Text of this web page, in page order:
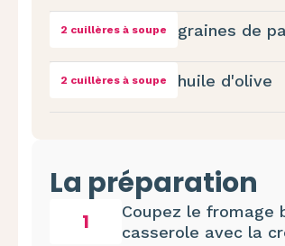
2 cuillères à soupe graines de
2 cuillères à soupe huile d'olive
La préparation
1
Coupez le fromage
casserole avec la